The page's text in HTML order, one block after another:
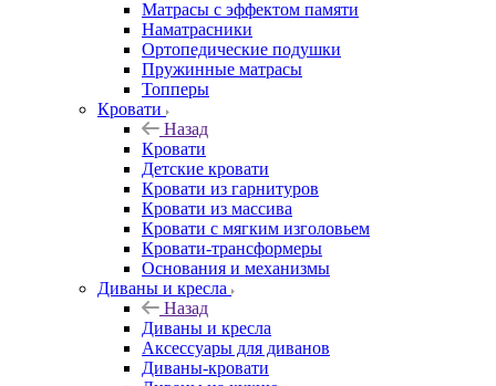
Матрасы с эффектом памяти
Наматрасники
Ортопедические подушки
Пружинные матрасы
Топперы
Кровати
Назад
Кровати
Детские кровати
Кровати из гарнитуров
Кровати из массива
Кровати с мягким изголовьем
Кровати-трансформеры
Основания и механизмы
Диваны и кресла
Назад
Диваны и кресла
Аксессуары для диванов
Диваны-кровати